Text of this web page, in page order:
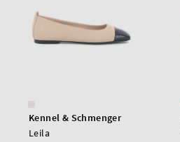
Kennel & Schmenger
Leila